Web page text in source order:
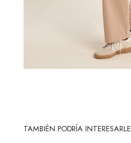
TAMBIÉN PODRÍA INTERESARLE